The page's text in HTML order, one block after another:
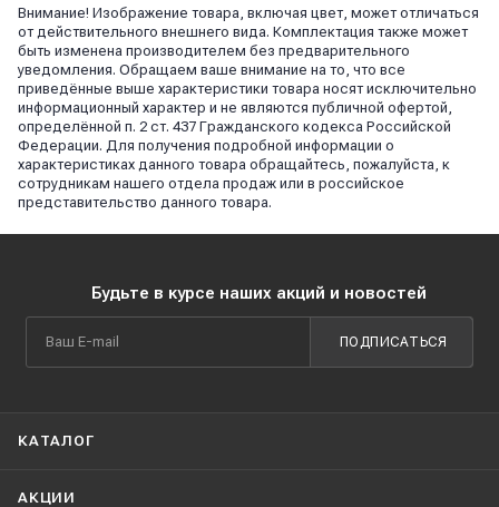
Внимание! Изображение товара, включая цвет, может отличаться
от действительного внешнего вида. Комплектация также может
быть изменена производителем без предварительного
уведомления. Обращаем ваше внимание на то, что все
приведённые выше характеристики товара носят исключительно
информационный характер и не являются публичной офертой,
определённой п. 2 ст. 437 Гражданского кодекса Российской
Федерации. Для получения подробной информации о
характеристиках данного товара обращайтесь, пожалуйста, к
сотрудникам нашего отдела продаж или в российское
представительство данного товара.
Будьте в курсе наших акций и новостей
ПОДПИСАТЬСЯ
КАТАЛОГ
АКЦИИ